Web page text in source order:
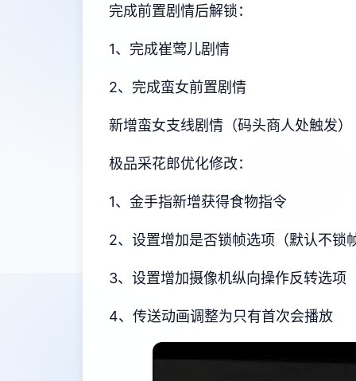
完成前置剧情后解锁：
1、完成崔莺儿剧情
2、完成蛮女前置剧情
新增蛮女支线剧情（码头商人处触发）
极品采花郎优化修改：
1、金手指新增获得食物指令
2、设置增加是否锁帧选项（默认不锁
3、设置增加摄像机纵向操作反转选项
4、传送动画调整为只有首次会播放